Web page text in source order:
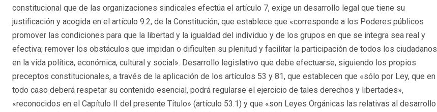
constitucional que de las organizaciones sindicales efectúa el artículo 7, exige un desarrollo legal que tiene su
justificación y acogida en el artículo 9.2, de la Constitución, que establece que «corresponde a los Poderes públicos
promover las condiciones para que la libertad y la igualdad del individuo y de los grupos en que se integra sea real y
efectiva; remover los obstáculos que impidan o dificulten su plenitud y facilitar la participación de todos los ciudadanos
en la vida política, económica, cultural y social». Desarrollo legislativo que debe efectuarse, siguiendo los propios
preceptos constitucionales, a través de la aplicación de los artículos 53 y 81, que establecen que «sólo por Ley, que en
todo caso deberá respetar su contenido esencial, podrá regularse el ejercicio de tales derechos y libertades»,
«reconocidos en el Capítulo II del presente Título» (artículo 53.1) y que «son Leyes Orgánicas las relativas al desarrollo